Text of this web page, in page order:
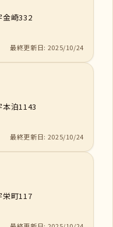
金崎332
最終更新日: 2025/10/24
泊1143
最終更新日: 2025/10/24
栄町117